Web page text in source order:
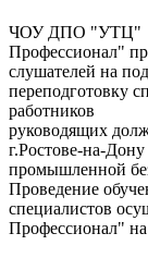
ЧОУ ДПО "УТЦ"
Профессионал"
слушателей на
переподготовку
работников
руководящих
г.Ростове-на-Дону
промышленной
Проведение
специалистов
Профессионал"